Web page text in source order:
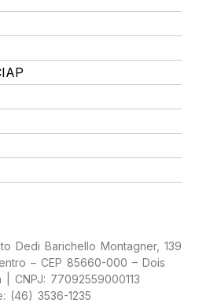
Dedi Barichello Montagner, 139
– CEP 85660-000 – Dois
| CNPJ: 77092559000113
(46) 3536-1235